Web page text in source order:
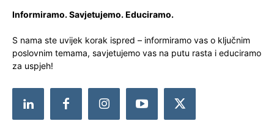
Informiramo. Savjetujemo. Educiramo.
S nama ste uvijek korak ispred – informiramo vas o ključnim
poslovnim temama, savjetujemo vas na putu rasta i educiramo
za uspjeh!